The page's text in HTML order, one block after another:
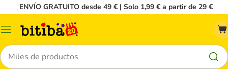
ENVÍO GRATUITO desde 49 € | Solo 1,99 € a partir de 29 €
Menú
Buscar